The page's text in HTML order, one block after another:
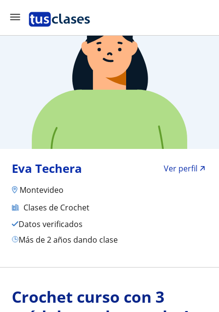
Eva Techera
Ver perfil
Montevideo
Clases de Crochet
Datos verificados
más de 2 años dando clase
Crochet curso con 3